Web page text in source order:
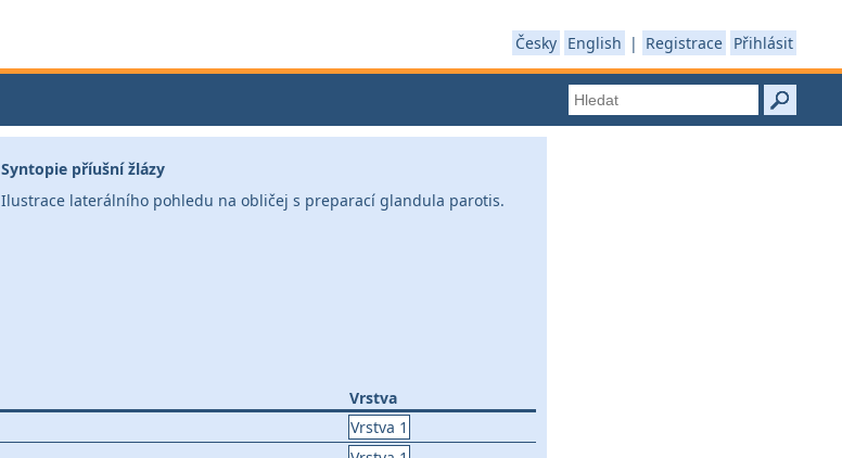
Česky English | Registrace Přihlásit
Syntopie příušní žlázy
Ilustrace laterálního pohledu na obličej s preparací glandula parotis.
Vrstva
Vrstva 1